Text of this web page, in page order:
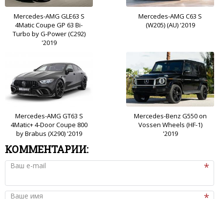
Mercedes-AMG GLE63 S
4Matic Coupe GP 63 Bi-
Turbo by G-Power (C292)
'2019
Mercedes-AMG C63 S
(W205) (AU) '2019
Mercedes-AMG GT63 S
4Matic+ 4-Door Coupe 800
by Brabus (X290) '2019
Mercedes-Benz G550 on
Vossen Wheels (HF-1)
'2019
КОММЕНТАРИИ:
Ваш e-mail
Ваше имя